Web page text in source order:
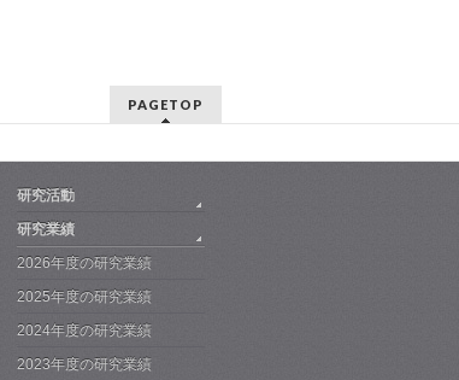
PAGETOP
研究活動
研究業績
2026年度の研究業績
2025年度の研究業績
2024年度の研究業績
2023年度の研究業績